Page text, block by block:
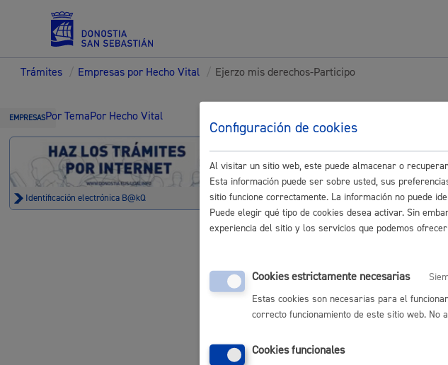
Servicios
Padrón y asuntos personales
Trámites / Empresas por Hecho Vital / Ejerzo mis derechos-Participo
EMPRESASPor TemaPor Hecho Vital
Identificación electrónica B@kQ
Trámites para
Ejerzo mis derechos-Participo
Registro general: presentar
electrónico
Configuración de cookies
Al visitar un sitio web, este puede almacenar o
Esta información puede ser sobre usted, sus
sitio funcione correctamente. La información no puede
Puede elegir qué tipo de cookies desea activar. Sin
experiencia del sitio y los servicios que podemos
Cookies estrictamente necesarias
Estas cookies son necesarias para el
correcto funcionamiento de este sitio web. No
Cookies funcionales